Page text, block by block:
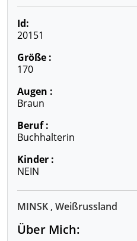
Id:
20151
Größe :
170
Augen :
Braun
Beruf :
Buchhalterin
Kinder :
NEIN
MINSK , Weißrussland
Über Mich: